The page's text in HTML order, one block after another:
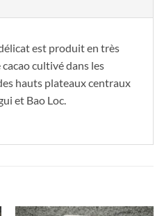
est produit en très
cultivé dans les
hauts plateaux centraux
et Bao Loc.